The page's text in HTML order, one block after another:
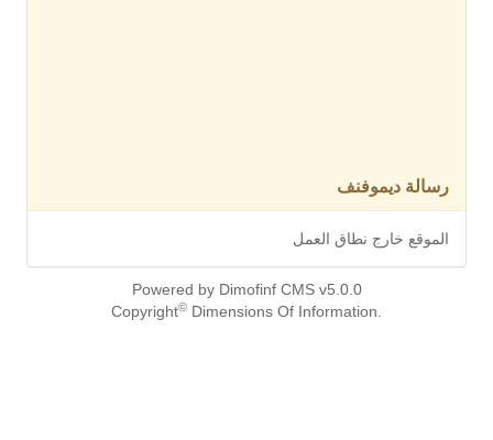
رسالة ديموفنف
الموقع خارج نطاق العمل
Powered by Dimofinf CMS v5.0.0
Copyright© Dimensions Of Information.